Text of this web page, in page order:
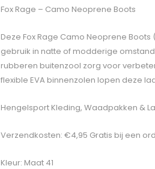
Fox Rage – Camo Neoprene Boots
Deze Fox Rage Camo Neoprene
gebruik in natte of modderige
rubberen buitenzool zorg voor
flexible EVA binnenzolen lopen deze
Hengelsport Kleding, Waadpakken &
Verzendkosten: €4,95 Gratis bij een
Kleur: Maat 41